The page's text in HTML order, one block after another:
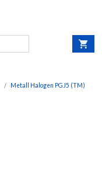
Metall Halogen PGJ5 (TM)